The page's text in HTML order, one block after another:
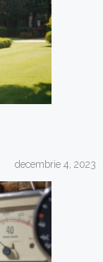
decembrie 4, 2023